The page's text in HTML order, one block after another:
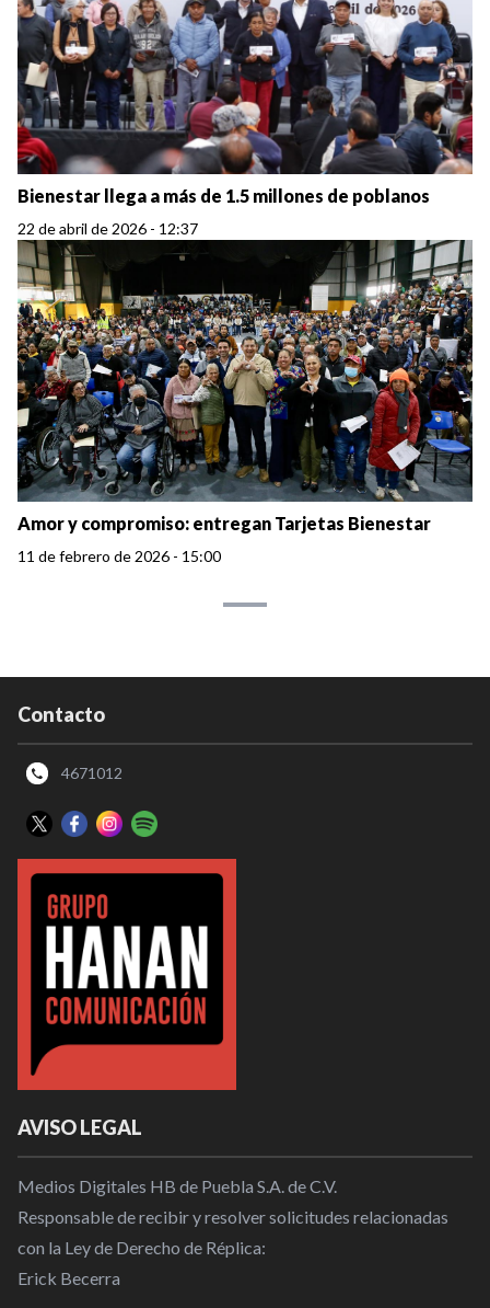
Bienestar llega a más de 1.5 millones de poblanos
22 de abril de 2026 - 12:37
Amor y compromiso: entregan Tarjetas Bienestar
11 de febrero de 2026 - 15:00
Contacto
4671012
AVISO LEGAL
Medios Digitales HB de Puebla S.A. de C.V.
Responsable de recibir y resolver solicitudes relacionadas
con la Ley de Derecho de Réplica:
Erick Becerra